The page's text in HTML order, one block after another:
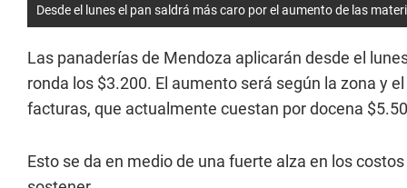
Desde el lunes el pan saldrá más caro por el aumento de las
Las panaderías de Mendoza aplicarán desde el
ronda los $3.200. El aumento será según la zona y
facturas, que actualmente cuestan por docena
Esto se da en medio de una fuerte alza en los